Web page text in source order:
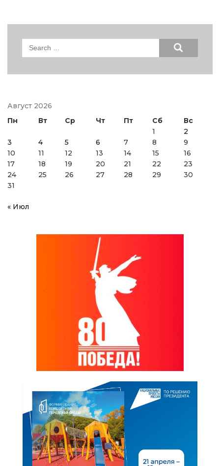
Search
Август 2026
Пн
Вт Ср Чт Пт Сб
Вс
1
2
3
4 5 6 7 8
9
10
11 12 13 14 15
16
17
18 19 20 21 22
23
24
25 26 27 28 29
30
31
« Июл